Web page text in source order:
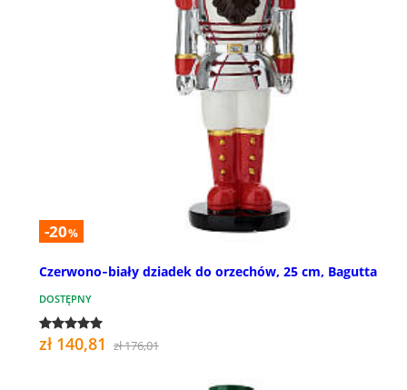
-20%
Czerwono‑biały dziadek do orzechów, 25 cm, Bagutta
DOSTĘPNY
zł 140,81 zł 176,01